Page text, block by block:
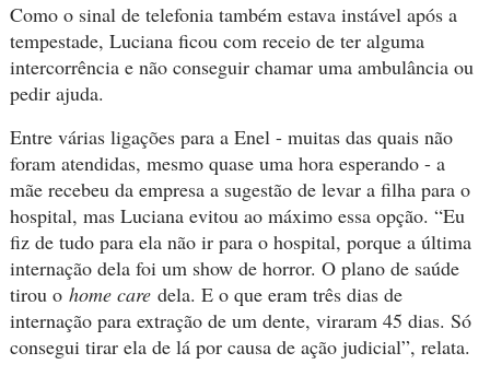
Como o sinal de telefonia também estava instável após a
tempestade, Luciana ficou com receio de ter alguma
intercorrência e não conseguir chamar uma ambulância ou
pedir ajuda.
Entre várias ligações para a Enel - muitas das quais não
foram atendidas, mesmo quase uma hora esperando - a
mãe recebeu da empresa a sugestão de levar a filha para o
hospital, mas Luciana evitou ao máximo essa opção. “Eu
fiz de tudo para ela não ir para o hospital, porque a última
internação dela foi um show de horror. O plano de saúde
tirou o home caredela. E o que eram três dias de
internação para extração de um dente, viraram 45 dias. Só
consegui tirar ela de lá por causa de ação judicial”, relata.